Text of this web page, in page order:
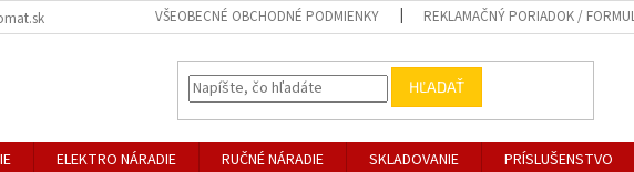
VŠEOBECNÉ OBCHODNÉ PODMIENKY REKLAMAČNÝ PORIADOK /
HĽADAŤ
ELEKTRO NÁRADIE RUČNÉ NÁRADIE SKLADOVANIE PRÍSLUŠENSTVO